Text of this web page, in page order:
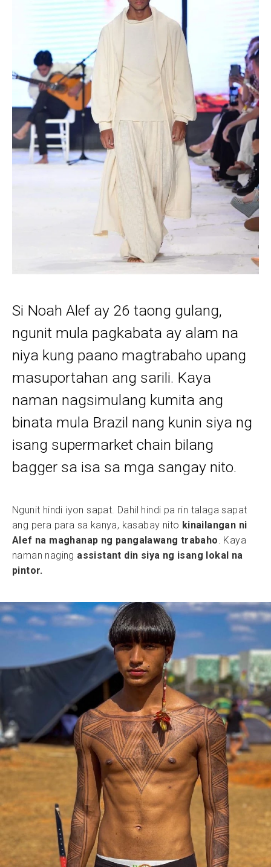
Si Noah Alef ay 26 taong gulang,
ngunit mula pagkabata ay alam na
niya kung paano magtrabaho upang
masuportahan ang sarili. Kaya
naman nagsimulang kumita ang
binata mula Brazil nang kunin siya ng
isang supermarket chain bilang
bagger sa isa sa mga sangay nito.
Ngunit hindi iyon sapat. Dahil hindi pa rin talaga sapat
ang pera para sa kanya, kasabay nito kinailangan ni
Alef na maghanap ng pangalawang trabaho. Kaya
naman naging assistant din siya ng isang lokal na
pintor.